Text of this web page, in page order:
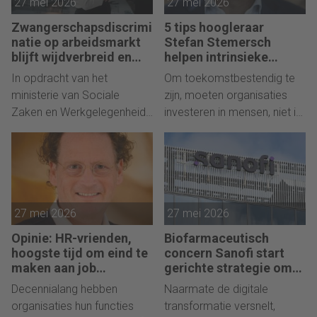
betoogt Jelle Dijkstra.
mogelijk werd gemaakt.
Zwangerschapsdiscrimi
natie op arbeidsmarkt
blijft wijdverbreid en
hardnekkig, toont
onderzoek
In opdracht van het
ministerie van Sociale
Zaken en Werkgelegenheid
bracht SEO Economisch
Onderzoek in kaart hoe
zwangerschapsdiscriminatie
op het werk voorkomt in
Nederland. Het blijkt
wijdverbreid en sinds 2012 is
daar nauwelijks verandering
in gekomen.
5 tips hoogleraar
Stefan Stemersch
helpen intrinsieke
motivatie talent
Om toekomstbestendig te
zijn, moeten organisaties
investeren in mensen, niet in
processen. Dat is de kern
van 'De kracht van Talent',
het nieuwe boek van
hoogleraar Stefan
Stremersch.
27 mei 2026
Opinie: HR-vrienden,
hoogste tijd om eind te
maken aan job
architecture
Decennialang hebben
organisaties hun functies
27 mei 2026
Biofarmaceutisch
concern Sanofi start
gerichte strategie om
draagvlak AI bij
personeel
Naarmate de digitale
transformatie versnelt,